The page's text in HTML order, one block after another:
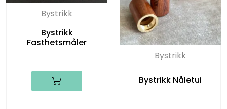
Bystrikk
Bystrikk
Fasthetsmåler
Bystrikk
Bystrikk Nåletui